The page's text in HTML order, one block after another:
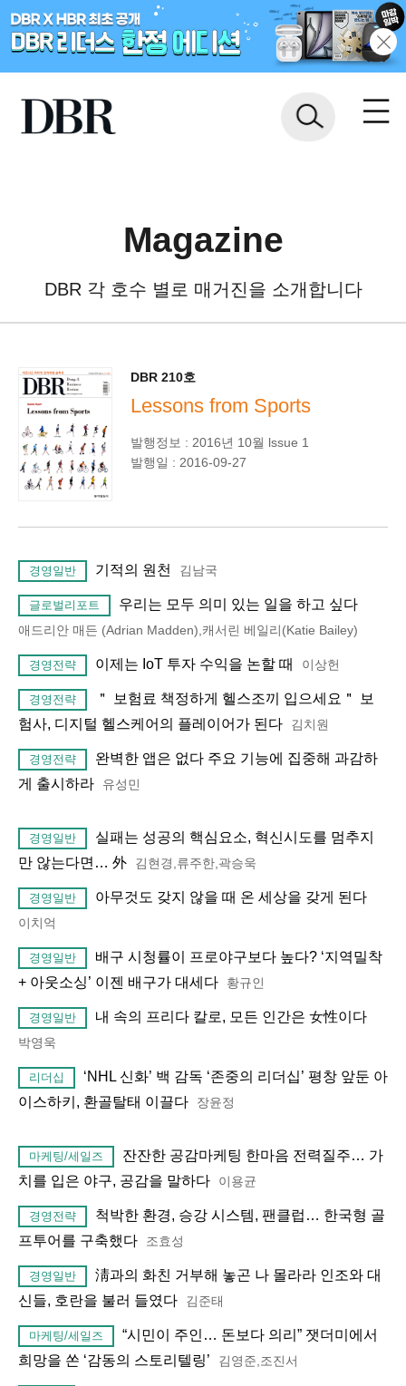
Magazine
DBR 각 호수 별로 매거진을 소개합니다
DBR 210호
Lessons from Sports
발행정보 : 2016년 10월 lssue 1
발행일 : 2016-09-27
경영일반 기적의 원천 김남국
글로벌리포트 우리는 모두 의미 있는 일을 하고 싶다
애드리안 매든 (Adrian Madden),캐서린 베일리(Katie Bailey)
경영전략 이제는 IoT 투자 수익을 논할 때 이상헌
경영전략
＂ 보험료 책정하게 헬스조끼 입으세요＂ 보
험사, 디지털 헬스케어의 플레이어가 된다
김치원
경영전략
완벽한 앱은 없다 주요 기능에 집중해 과감하
게 출시하라
유성민
경영일반
실패는 성공의 핵심요소, 혁신시도를 멈추지
만 않는다면… 外
김현경,류주한,곽승욱
경영일반 아무것도 갖지 않을 때 온 세상을 갖게 된다
이치억
경영일반
배구 시청률이 프로야구보다 높다? ‘지역밀착
+ 아웃소싱’ 이젠 배구가 대세다
황규인
경영일반 내 속의 프리다 칼로, 모든 인간은 女性이다
박영욱
리더십
‘NHL 신화’ 백 감독 ‘존중의 리더십’ 평창 앞둔 아
이스하키, 환골탈태 이끌다
장윤정
마케팅/세일즈
잔잔한 공감마케팅 한마음 전력질주… 가
치를 입은 야구, 공감을 말하다
이용균
경영전략
척박한 환경, 승강 시스템, 팬클럽… 한국형 골
프투어를 구축했다
조효성
경영일반
淸과의 화친 거부해 놓곤 나 몰라라 인조와 대
신들, 호란을 불러 들였다
김준태
마케팅/세일즈
“시민이 주인… 돈보다 의리” 잿더미에서
희망을 쏜 ‘감동의 스토리텔링’
김영준,조진서